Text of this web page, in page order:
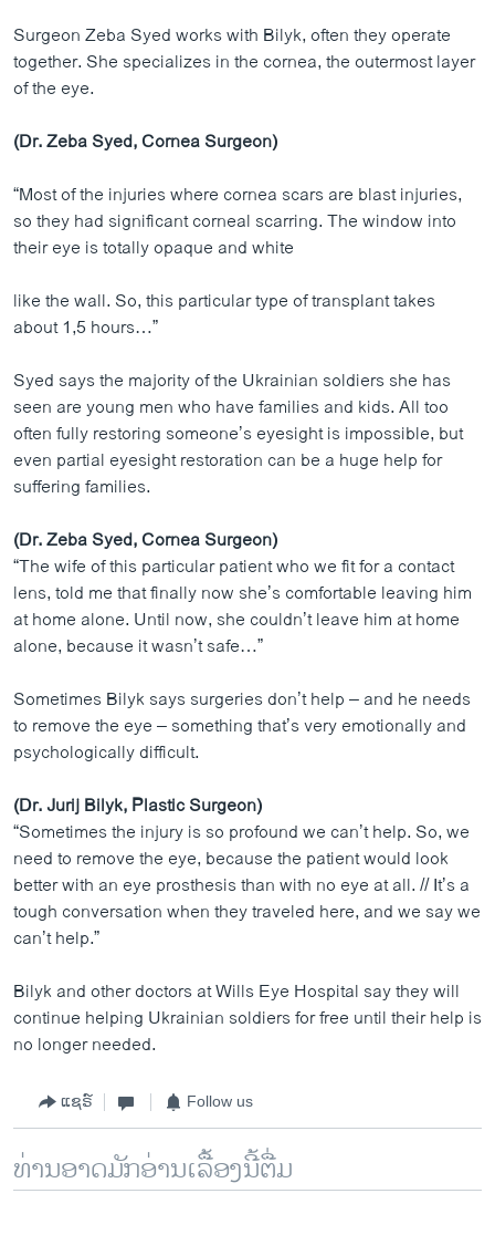
Surgeon Zeba Syed works with Bilyk, often they operate
together. She specializes in the cornea, the outermost layer
of the eye.
(Dr. Zeba Syed, Cornea Surgeon)
“Most of the injuries where cornea scars are blast injuries,
so they had significant corneal scarring. The window into
their eye is totally opaque and white
like the wall. So, this particular type of transplant takes
about 1,5 hours…”
Syed says the majority of the Ukrainian soldiers she has
seen are young men who have families and kids. All too
often fully restoring someone’s eyesight is impossible, but
even partial eyesight restoration can be a huge help for
suffering families.
(Dr. Zeba Syed, Cornea Surgeon)
“The wife of this particular patient who we fit for a contact
lens, told me that finally now she’s comfortable leaving him
at home alone. Until now, she couldn’t leave him at home
alone, because it wasn’t safe…”
Sometimes Bilyk says surgeries don’t help – and he needs
to remove the eye – something that’s very emotionally and
psychologically difficult.
(Dr. Jurij Bilyk, Plastic Surgeon)
“Sometimes the injury is so profound we can’t help. So, we
need to remove the eye, because the patient would look
better with an eye prosthesis than with no eye at all. // It’s a
tough conversation when they traveled here, and we say we
can’t help.”
Bilyk and other doctors at Wills Eye Hospital say they will
continue helping Ukrainian soldiers for free until their help is
no longer needed.
ແຊຣ໌ Follow us
ທ່ານອາດມັກອ່ານເລື້ອງນີ້ຕື່ມ